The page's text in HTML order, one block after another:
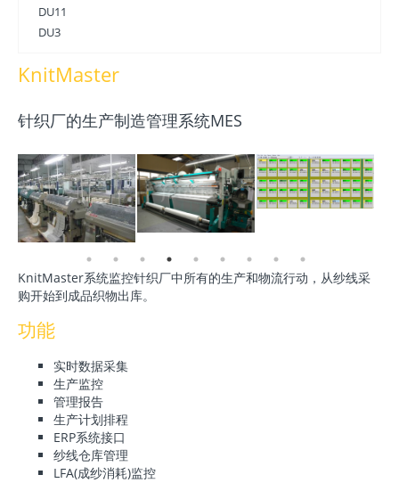
DU11
DU3
KnitMaster
针织厂的生产制造管理系统MES
KnitMaster系统监控针织厂中所有的生产和物流行动，从纱线采
购开始到成品织物出库。
功能
实时数据采集
生产监控
管理报告
生产计划排程
ERP系统接口
纱线仓库管理
LFA(成纱消耗)监控